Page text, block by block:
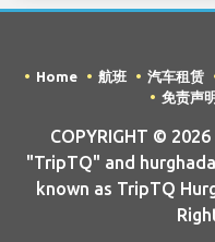
Home 航班 汽车租赁
免责声明
COPYRIGHT ©
"TripTQ" and
known as TripTQ